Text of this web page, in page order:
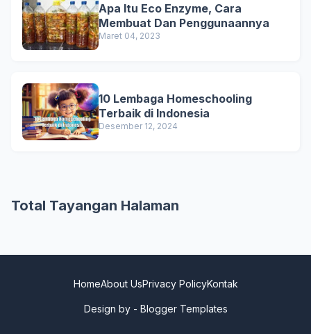
Apa Itu Eco Enzyme, Cara
Membuat Dan Penggunaannya
Maret 04, 2023
10 Lembaga Homeschooling
Terbaik di Indonesia
Desember 12, 2024
Total Tayangan Halaman
Design by - Blogger Templates
HomeAbout UsPrivacy PolicyKontak